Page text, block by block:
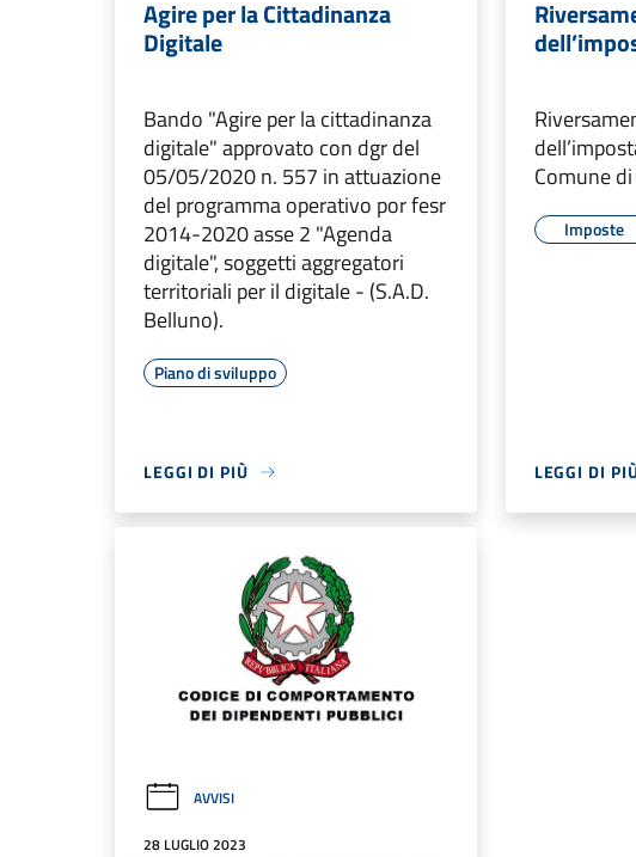
Agire per la Cittadinanza
Digitale
Bando "Agire per la cittadinanza
digitale" approvato con dgr del
05/05/2020 n. 557 in attuazione
del programma operativo por fesr
2014-2020 asse 2 "Agenda
digitale", soggetti aggregatori
territoriali per il digitale - (S.A.D.
Belluno).
Piano di sviluppo
LEGGI DI PIÙ
Comune
Imposte
LEGGI DI
AVVISI
28 LUGLIO 2023